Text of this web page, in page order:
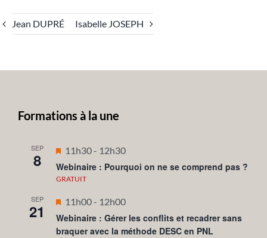
Jean DUPRÉ Isabelle JOSEPH
Formations à la une
SEP
8
Mis
en
avant
11h30- 12h30
Webinaire : Pourquoi on ne se comprend pas ?
GRATUIT
SEP
21
Mis
en
avant
11h00- 12h00
Webinaire : Gérer les conflits et recadrer sans
braquer avec la méthode DESC en PNL